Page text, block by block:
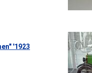
'1923